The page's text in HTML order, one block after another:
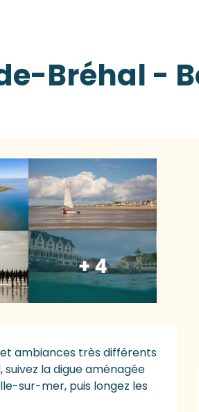
Bréhal -
+ 4
ambiances très différents
la digue aménagée
sur-mer, puis longez les